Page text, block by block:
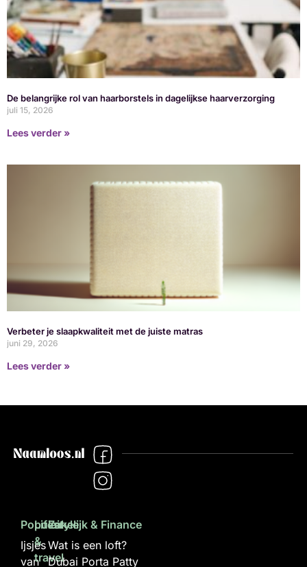
De belangrijke rol van haarborstels in dagelijkse haarverzorging
juli 15, 2026
Lees verder »
Verbeter je slaapkwaliteit met de juiste matras
juni 29, 2026
Lees verder »
Populair
Ijsjes
van
Lifestyle
&
travel
Zakelijk & Finance
Wat is een loft?
Dubai Porta Patty